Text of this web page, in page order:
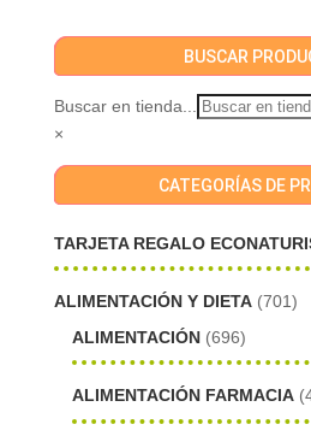
BUSCAR
Buscar en tienda...
×
CATEGORÍAS DE
TARJETA REGALO
ALIMENTACIÓN Y DIETA (701)
ALIMENTACIÓN (696)
ALIMENTACIÓN FARMACIA